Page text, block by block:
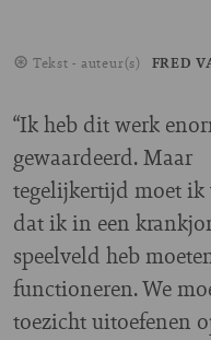
Tekst - auteur(s) FRED
“Ik heb dit werk
gewaardeerd. Maar
tegelijkertijd moet ik
dat ik in een
speelveld heb
functioneren. We
toezicht uitoefenen